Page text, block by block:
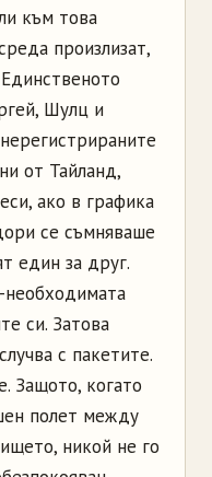
към това
произлизат,
Шулц и
от Тайланд,
ако в графика
се съмняваше
един за друг.
си. Затова
с пакетите.
Защото, когато
полет между
никой не го